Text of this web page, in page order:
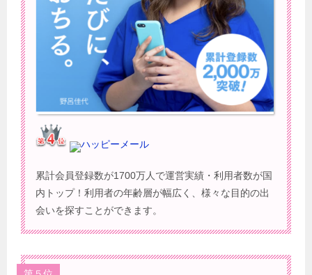
ハッピーメール
累計会員登録数が1700万人で運営実績・利用者数が国
内トップ！利用者の年齢層が幅広く、様々な目的の出
会いを探すことができます。